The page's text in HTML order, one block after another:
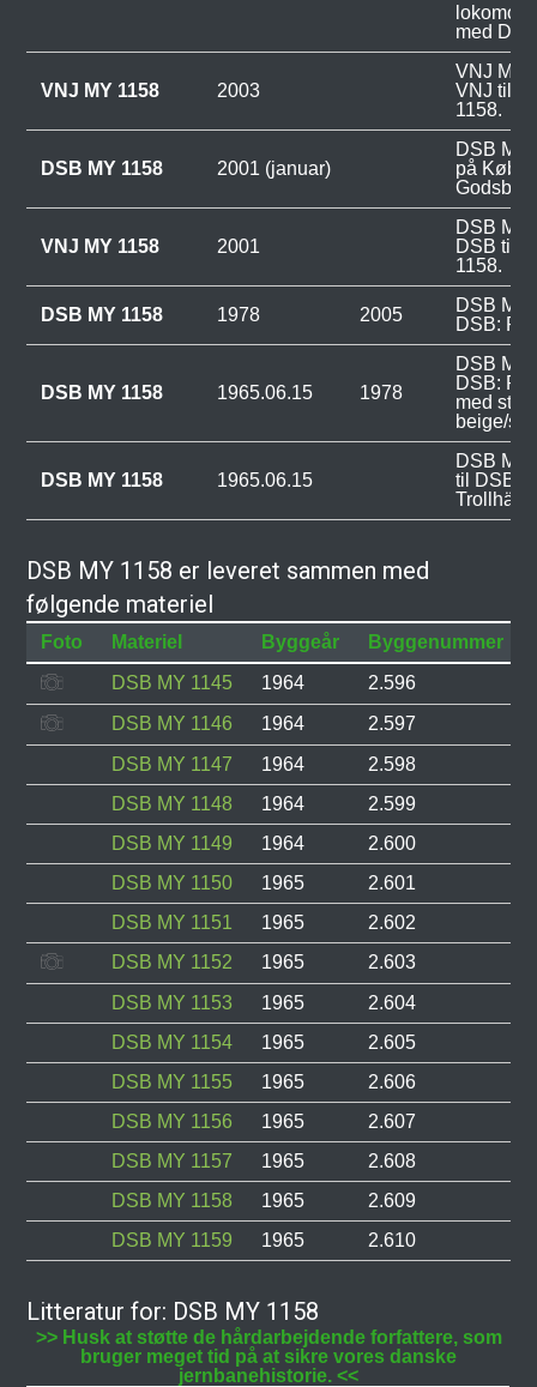
med
VNJ MY 1158 2003
VNJ MY
VNJ til
1158.
DSB MY 1158 2001 (januar)
DSB MY
på
VNJ MY 1158 2001
DSB MY
DSB til
1158.
DSB MY 1158 1978 2005
DSB MY
DSB:
DSB MY 1158 1965.06.15 1978
DSB MY
DSB:
med
beige/
DSB MY 1158 1965.06.15
DSB MY
til DSB
DSB MY 1158 er leveret sammen med
følgende materiel
Foto Materiel Byggeår Byggenummer
DSB MY 1145
1964 2.596
DSB MY 1146
1964 2.597
DSB MY 1147
1964 2.598
DSB MY 1148
1964 2.599
DSB MY 1149
1964 2.600
DSB MY 1150
1965 2.601
DSB MY 1151
1965 2.602
DSB MY 1152
1965 2.603
DSB MY 1153
1965 2.604
DSB MY 1154
1965 2.605
DSB MY 1155
1965 2.606
DSB MY 1156
1965 2.607
DSB MY 1157
1965 2.608
DSB MY 1158
1965 2.609
DSB MY 1159
1965 2.610
Litteratur for: DSB MY 1158
>> Husk at støtte de hårdarbejdende forfattere, som
bruger meget tid på at sikre vores danske
jernbanehistorie. <<